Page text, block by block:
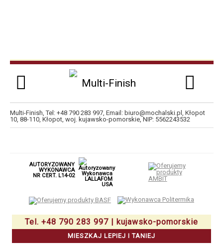
Multi-Finish , Tel: +48 790 283 997, Email: biuro@mochalski.pl
Kłopot
10, 88-110, Kłopot, woj. kujawsko-pomorskie, NIP: 5562243532
Tel. +48 790 283 997 | kujawsko-pomorskie
MIESZKAJ LEPIEJ I TANIEJ
AUTORYZOWANY
WYKONAWCA
NR CERT. L14-02